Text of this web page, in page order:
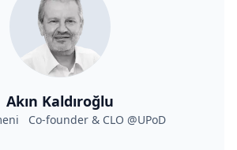
Akın Kaldıroğlu
Co-founder & CLO @UPoD